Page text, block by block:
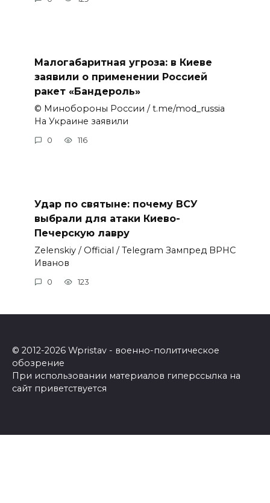
Малогабаритная угроза: в Киеве
заявили о применении Россией
ракет «Бандероль»
© Минобороны России / t.me/mod_russia
На Украине заявили
0 116
Удар по святыне: почему ВСУ
выбрали для атаки Киево-
Печерскую лавру
Zеlеnskiу / Оfficiаl / Telegram Зампред ВРНС
Иванов
0 123
© 2012-2026 Wpristav - военно-политическое
обозрение
При использовании материалов гиперссылка на
сайт приветствуется